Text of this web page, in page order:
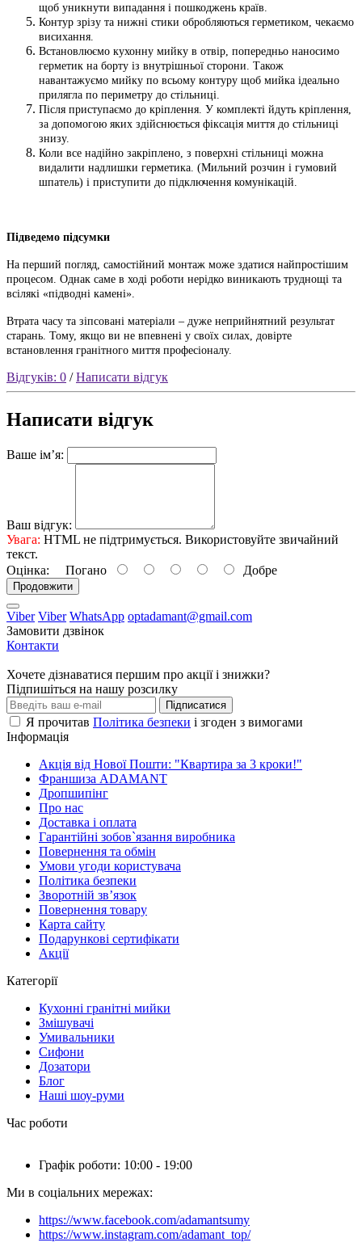
щоб уникнути випадання і пошкоджень країв.
Контур зрізу та нижні стики обробляються герметиком, чекаємо
висихання.
Встановлюємо кухонну мийку в отвір, попередньо наносимо
герметик на борту із внутрішньої сторони. Також
навантажуємо мийку по всьому контуру щоб мийка ідеально
прилягла по периметру до стільниці.
Після приступаємо до кріплення. У комплекті йдуть кріплення,
за допомогою яких здійснюється фіксація миття до стільниці
знизу.
Коли все надійно закріплено, з поверхні стільниці можна
видалити надлишки герметика. (Мильний розчин і гумовий
шпатель) і приступити до підключення комунікацій.
Підведемо підсумки
На перший погляд, самостійний монтаж може здатися найпростішим
процесом. Однак саме в ході роботи нерідко виникають труднощі та
всілякі «підводні камені».
Втрата часу та зіпсовані матеріали – дуже неприйнятний результат
старань. Тому, якщо ви не впевнені у своїх силах, довірте
встановлення гранітного миття професіоналу.
Відгуків: 0 /Написати відгук
Написати відгук
Ваше ім’я:
Ваш відгук:
Увага: HTML не підтримується. Використовуйте звичайний
текст.
Оцінка: Погано Добре
Продовжити
Viber Viber WhatsApp optadamant@gmail.com
Замовити дзвінок
Контакти
Хочете дізнаватися першим про акції і знижки?
Підпишіться на нашу розсилку
Підписатися
Я прочитав Політика безпеки і згоден з вимогами
Інформація
Акція від Нової Пошти: "Квартира за 3 кроки!"
Франшиза ADAMANT
Дропшипінг
Про нас
Доставка і оплата
Гарантійні зобов`язання виробника
Повернення та обмін
Умови угоди користувача
Політика безпеки
Зворотній зв’язок
Повернення товару
Карта сайту
Подарункові сертифікати
Акції
Категорії
Кухонні гранітні мийки
Змішувачі
Умивальники
Сифони
Дозатори
Блог
Наші шоу-руми
Час роботи
Графік роботи: 10:00 - 19:00
Ми в соціальних мережах:
https://www.facebook.com/adamantsumy
https://www.instagram.com/adamant_top/